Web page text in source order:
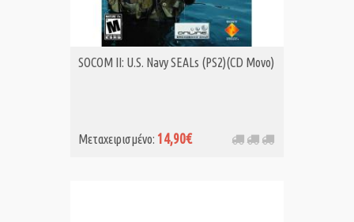
SOCOM II: U.S. Navy SEALs (PS2)(CD Μονο)
Μεταχειρισμένο: 14,90€